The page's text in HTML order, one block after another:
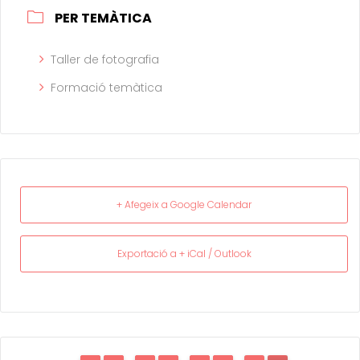
PER TEMÀTICA
Taller de fotografia
Formació temàtica
+ Afegeix a Google Calendar
Exportació a + iCal / Outlook